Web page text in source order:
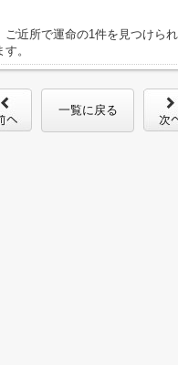
近所で運命の1件を見つけら
。
一覧に戻る